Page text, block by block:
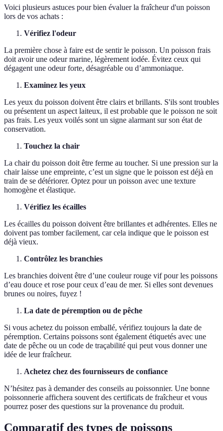
Voici plusieurs astuces pour bien évaluer la fraîcheur d'un poisson
lors de vos achats :
Vérifiez l'odeur
La première chose à faire est de sentir le poisson. Un poisson frais
doit avoir une odeur marine, légèrement iodée. Évitez ceux qui
dégagent une odeur forte, désagréable ou d’ammoniaque.
Examinez les yeux
Les yeux du poisson doivent être clairs et brillants. S'ils sont troubles
ou présentent un aspect laiteux, il est probable que le poisson ne soit
pas frais. Les yeux voilés sont un signe alarmant sur son état de
conservation.
Touchez la chair
La chair du poisson doit être ferme au toucher. Si une pression sur la
chair laisse une empreinte, c’est un signe que le poisson est déjà en
train de se détériorer. Optez pour un poisson avec une texture
homogène et élastique.
Vérifiez les écailles
Les écailles du poisson doivent être brillantes et adhérentes. Elles ne
doivent pas tomber facilement, car cela indique que le poisson est
déjà vieux.
Contrôlez les branchies
Les branchies doivent être d’une couleur rouge vif pour les poissons
d’eau douce et rose pour ceux d’eau de mer. Si elles sont devenues
brunes ou noires, fuyez !
La date de péremption ou de pêche
Si vous achetez du poisson emballé, vérifiez toujours la date de
péremption. Certains poissons sont également étiquetés avec une
date de pêche ou un code de traçabilité qui peut vous donner une
idée de leur fraîcheur.
Achetez chez des fournisseurs de confiance
N’hésitez pas à demander des conseils au poissonnier. Une bonne
poissonnerie affichera souvent des certificats de fraîcheur et vous
pourrez poser des questions sur la provenance du produit.
Comparatif des types de poissons